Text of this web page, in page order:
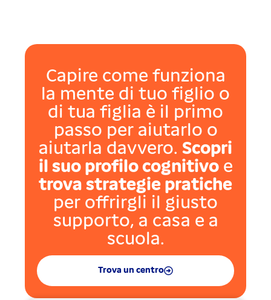
Capire come funziona
la mente di tuo figlio o
di tua figlia è il primo
passo per aiutarlo o
aiutarla davvero. Scopri
il suo profilo cognitivoe
trova strategie pratiche
per offrirgli il giusto
supporto, a casa e a
scuola.
Trova un centro